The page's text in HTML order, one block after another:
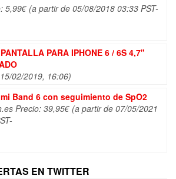
5,99€ (a partir de 05/08/2018 03:33 PST-
PARA IPHONE 6 / 6S 4,7"
02/2019, 16:06)
Band 6 con seguimiento de SpO2
Precio: 39,95€ (a partir de 07/05/2021
EN TWITTER